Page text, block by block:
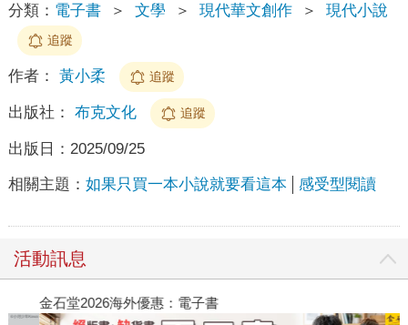
分類： 電子書 ＞ 文學 ＞ 現代華文創作 ＞ 現代小說
追蹤
作者： 黃小柔 追蹤
出版社： 布克文化 追蹤
出版日： 2025/09/25
相關主題： 如果只買一本小說就要看這本 感受型閱讀
活動訊息
金石堂2026海外優惠：電子書